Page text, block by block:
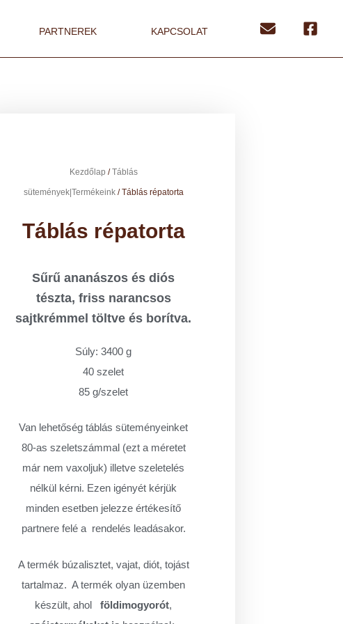
PARTNEREK KAPCSOLAT
Kezdőlap /Táblás
sütemények|Termékeink/ Táblás répatorta
Táblás répatorta
Sűrű ananászos és diós
tészta, friss narancsos
sajtkrémmel töltve és borítva.
Súly: 3400 g
40 szelet
85 g/szelet
Van lehetőség táblás süteményeinket
80-as szeletszámmal (ezt a méretet
már nem vaxoljuk) illetve szeletelés
nélkül kérni. Ezen igényét kérjük
minden esetben jelezze értékesítő
partnere felé a rendelés leadásakor.
A termék búzalisztet, vajat, diót, tojást
tartalmaz. A termék olyan üzemben
készült, ahol
földimogyorót,